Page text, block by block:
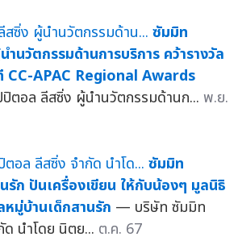
ซัมมิท
นวัตกรรมด้านการบริการ คว้ารางวัล
CC-APAC Regional Awards
อล ลีสซิ่ง ผู้นำนวัตกรรมด้านก... พ.ย.
ซัมมิท
ก ปันเครื่องเขียน ให้กับน้องๆ มูลนิธิ
หมู่บ้านเด็กสานรัก — บริษัท ซัมมิท
นำโดย นิตย... ต.ค. 67